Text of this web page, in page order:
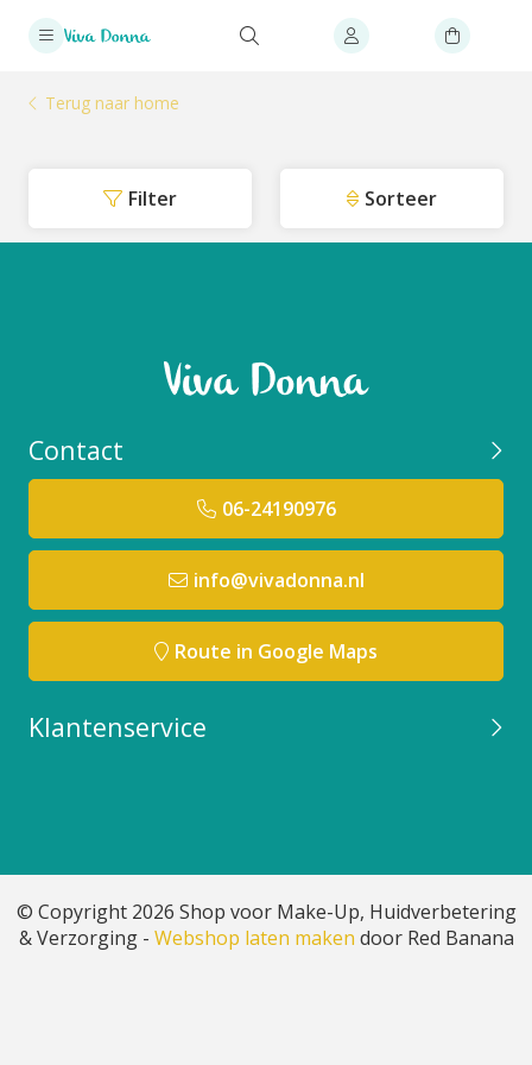
Terug naar home
Filter Sorteer
Contact
06-24190976
info@vivadonna.nl
Route in Google Maps
Klantenservice
© Copyright 2026 Shop voor Make-Up, Huidverbetering
& Verzorging - Webshop laten maken door Red Banana